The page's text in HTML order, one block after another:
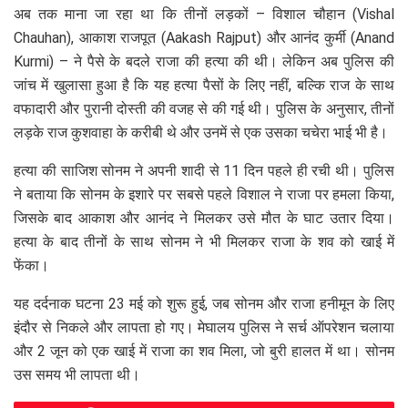
अब तक माना जा रहा था कि तीनों लड़कों – विशाल चौहान (Vishal
Chauhan), आकाश राजपूत (Aakash Rajput) और आनंद कुर्मी (Anand
Kurmi) – ने पैसे के बदले राजा की हत्या की थी। लेकिन अब पुलिस की
जांच में खुलासा हुआ है कि यह हत्या पैसों के लिए नहीं, बल्कि राज के साथ
वफादारी और पुरानी दोस्ती की वजह से की गई थी। पुलिस के अनुसार, तीनों
लड़के राज कुशवाहा के करीबी थे और उनमें से एक उसका चचेरा भाई भी है।
हत्या की साजिश सोनम ने अपनी शादी से 11 दिन पहले ही रची थी। पुलिस
ने बताया कि सोनम के इशारे पर सबसे पहले विशाल ने राजा पर हमला किया,
जिसके बाद आकाश और आनंद ने मिलकर उसे मौत के घाट उतार दिया।
हत्या के बाद तीनों के साथ सोनम ने भी मिलकर राजा के शव को खाई में
फेंका।
यह दर्दनाक घटना 23 मई को शुरू हुई, जब सोनम और राजा हनीमून के लिए
इंदौर से निकले और लापता हो गए। मेघालय पुलिस ने सर्च ऑपरेशन चलाया
और 2 जून को एक खाई में राजा का शव मिला, जो बुरी हालत में था। सोनम
उस समय भी लापता थी।